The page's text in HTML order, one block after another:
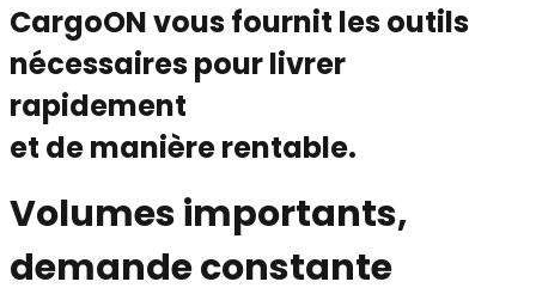
CargoON vous fournit les outils
nécessaires pour livrer
rapidement
et de manière rentable.
Volumes importants,
demande constante